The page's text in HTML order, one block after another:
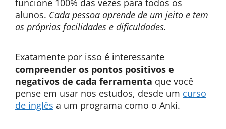
funcione 100% das vezes para todos os
alunos. Cada pessoa aprende de um jeito e tem
as próprias facilidades e dificuldades.
Exatamente por isso é interessante
compreender os pontos positivos e
negativos de cada ferramenta que você
pense em usar nos estudos, desde um curso
de inglês a um programa como o Anki.